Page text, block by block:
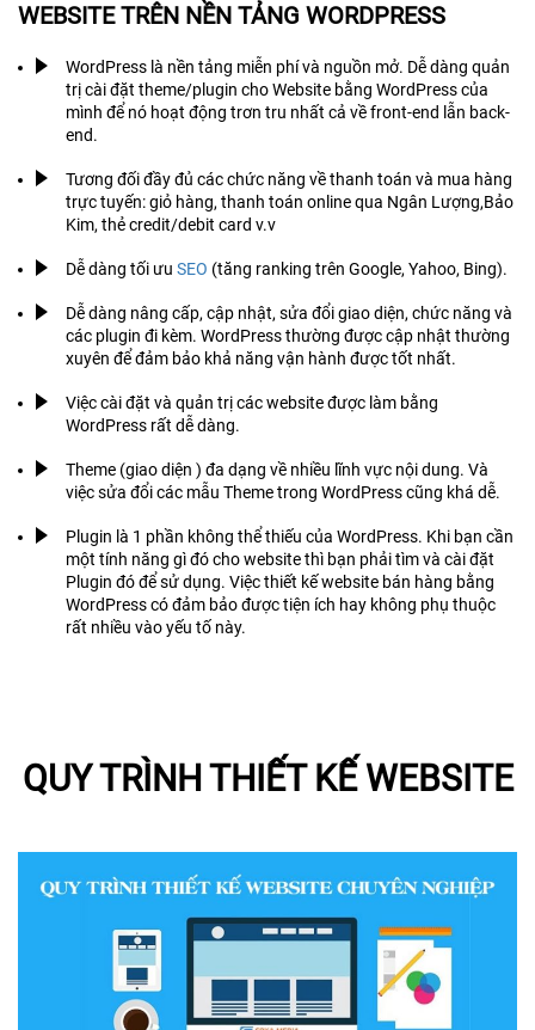
WEBSITE TRÊN NỀN TẢNG WORDPRESS
WordPress là nền tảng miễn phí và nguồn mở. Dễ dàng quản
trị cài đặt theme/plugin cho Website bằng WordPress của
mình để nó hoạt động trơn tru nhất cả về front-end lẫn back-
end.
Tương đối đầy đủ các chức năng về thanh toán và mua hàng
trực tuyến: giỏ hàng, thanh toán online qua Ngân Lượng,Bảo
Kim, thẻ credit/debit card v.v
Dễ dàng tối ưu SEO (tăng ranking trên Google, Yahoo, Bing).
Dễ dàng nâng cấp, cập nhật, sửa đổi giao diện, chức năng và
các plugin đi kèm. WordPress thường được cập nhật thường
xuyên để đảm bảo khả năng vận hành được tốt nhất.
Việc cài đặt và quản trị các website được làm bằng
WordPress rất dễ dàng.
Theme (giao diện ) đa dạng về nhiều lĩnh vực nội dung. Và
việc sửa đổi các mẫu Theme trong WordPress cũng khá dễ.
Plugin là 1 phần không thể thiếu của WordPress. Khi bạn cần
một tính năng gì đó cho website thì bạn phải tìm và cài đặt
Plugin đó để sử dụng. Việc thiết kế website bán hàng bằng
WordPress có đảm bảo được tiện ích hay không phụ thuộc
rất nhiều vào yếu tố này.
QUY TRÌNH THIẾT KẾ WEBSITE